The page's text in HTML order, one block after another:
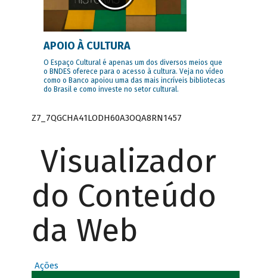
APOIO À CULTURA
O Espaço Cultural é apenas um dos diversos meios que
o BNDES oferece para o acesso à cultura. Veja no vídeo
como o Banco apoiou uma das mais incríveis bibliotecas
do Brasil e como investe no setor cultural.
Z7_7QGCHA41LODH60A3OQA8RN1457
Visualizador
do Conteúdo
da Web
Ações